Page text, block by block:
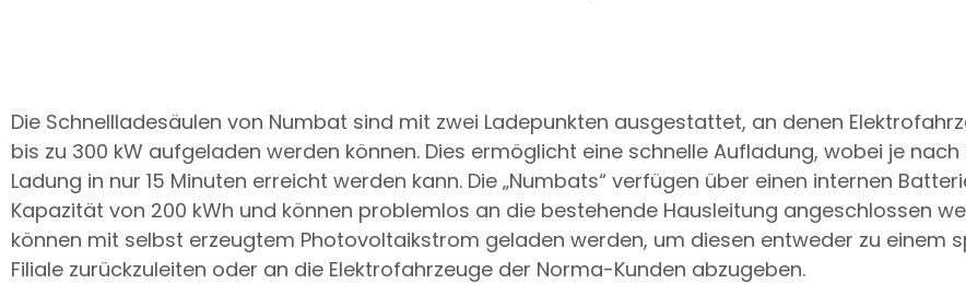
Die Schnellladesäulen von Numbat sind mit zwei Ladepunkten ausgestattet, an denen
bis zu 300 kW aufgeladen werden können. Dies ermöglicht eine schnelle Aufladung, wobei je
Ladung in nur 15 Minuten erreicht werden kann. Die „Numbats“ verfügen über einen internen
Kapazität von 200 kWh und können problemlos an die bestehende Hausleitung angeschlossen
können mit selbst erzeugtem Photovoltaikstrom geladen werden, um diesen entweder zu einem
Filiale zurückzuleiten oder an die Elektrofahrzeuge der Norma-Kunden abzugeben.